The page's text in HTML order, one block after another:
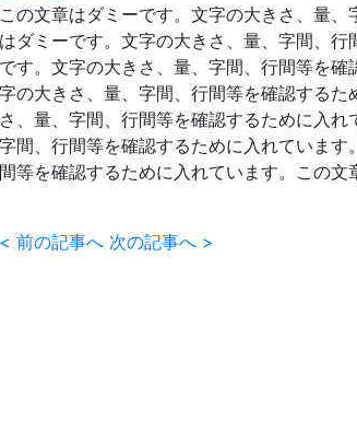
この文章はダミーです。文字の大きさ、量
はダミーです。文字の大きさ、量、字間、
です。文字の大きさ、量、字間、行間等を
字の大きさ、量、字間、行間等を確認する
さ、量、字間、行間等を確認するために入れ
字間、行間等を確認するために入れていま
間等を確認するために入れています。この文
< 前の記事へ 次の記事へ >